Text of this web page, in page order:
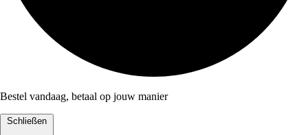
Bestel vandaag, betaal op jouw manier
Schließen